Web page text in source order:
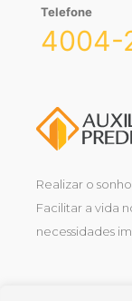
Telefone
4004-
Realizar o
Facilitar a vida
necessidades